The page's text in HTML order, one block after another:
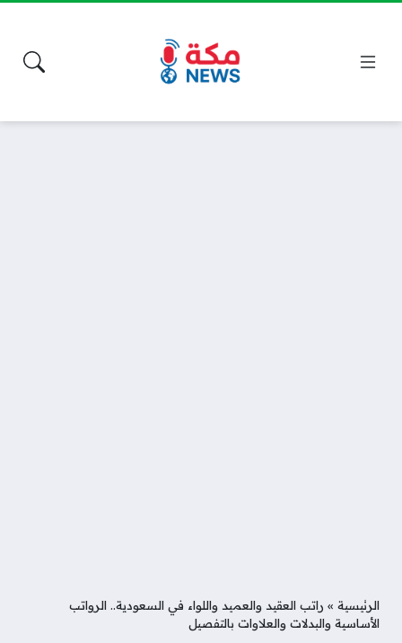
الرئيسية » راتب العقيد والعميد واللواء في السعودية.. الرواتب
الأساسية والبدلات والعلاوات بالتفصيل